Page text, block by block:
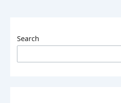
Search